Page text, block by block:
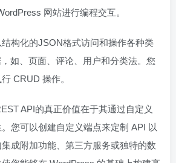
网站进行编程交互。
构化的JSON格式访问和操作各种类
如、页面、评论、用户和分类法。您
CRUD 操作。
API的真正价值在于其通过自定义
您可以创建自定义端点来定制 API 以
成附加功能、第三方服务或独特的数